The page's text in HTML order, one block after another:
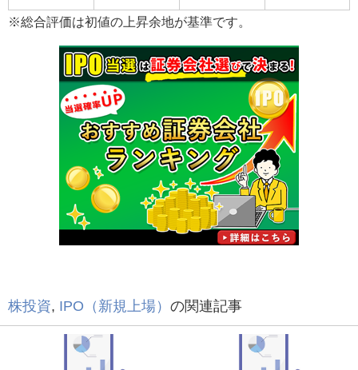
※総合評価は初値の上昇余地が基準です。
株投資, IPO（新規上場） の関連記事